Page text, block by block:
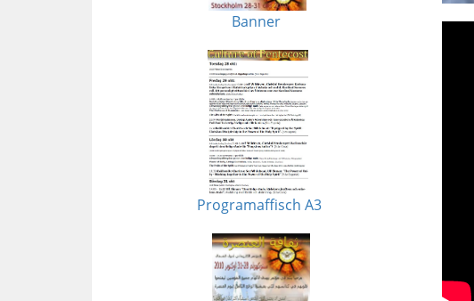
Banner
Programaffisch A3